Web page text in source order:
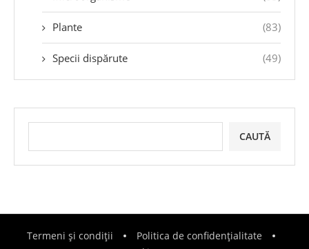
Plante (83)
Specii dispărute (49)
CAUTĂ
Termeni și condiții
Politica de confidențialitate